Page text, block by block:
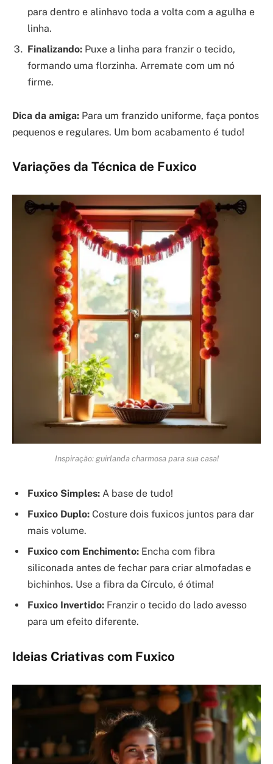
para dentro e alinhavo toda a volta com a agulha e
linha.
Finalizando: Puxe a linha para franzir o tecido,
formando uma florzinha. Arremate com um nó
firme.
Dica da amiga: Para um franzido uniforme, faça pontos
pequenos e regulares. Um bom acabamento é tudo!
Variações da Técnica de Fuxico
Inspiração: guirlanda charmosa para sua casa!
Fuxico Simples: A base de tudo!
Fuxico Duplo: Costure dois fuxicos juntos para dar
mais volume.
Fuxico com Enchimento: Encha com fibra
siliconada antes de fechar para criar almofadas e
bichinhos. Use a fibra da Círculo, é ótima!
Fuxico Invertido: Franzir o tecido do lado avesso
para um efeito diferente.
Ideias Criativas com Fuxico